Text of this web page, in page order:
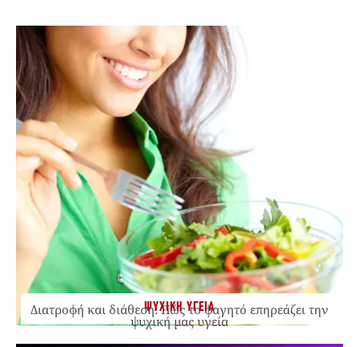
ΨΥΧΙΚΗ ΥΓΕΙΑ
Διατροφή και διάθεση: Πώς το φαγητό επηρεάζει την
ψυχική μας υγεία